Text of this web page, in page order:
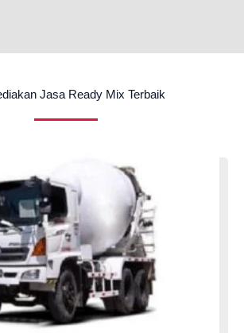
Jasa Ready Mix Terbaik